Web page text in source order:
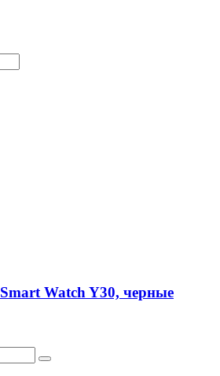
Watch Y30, черные